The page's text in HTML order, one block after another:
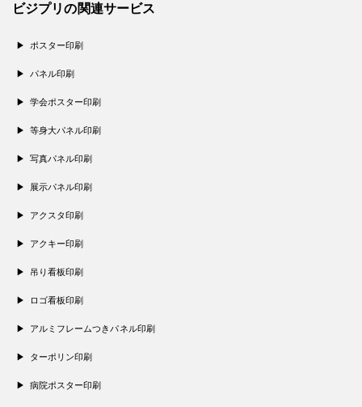
ビジプリの関連サービス
ポスター印刷
パネル印刷
学会ポスター印刷
等身大パネル印刷
写真パネル印刷
展示パネル印刷
アクスタ印刷
アクキー印刷
吊り看板印刷
ロゴ看板印刷
アルミフレームつきパネル印刷
ターポリン印刷
病院ポスター印刷